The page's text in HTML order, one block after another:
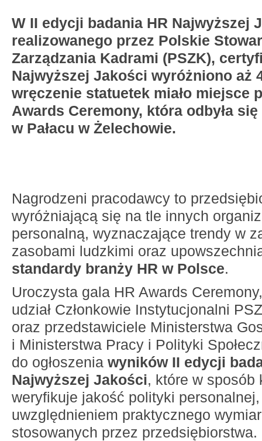
W II edycji badania HR Najwyższej
realizowanego przez Polskie
Zarządzania Kadrami (PSZK),
Najwyższej Jakości wyróżniono aż
wręczenie statuetek miało miejsce
Awards Ceremony, która odbyła
w Pałacu w Żelechowie.
Nagrodzeni pracodawcy to
wyróżniającą się na tle innych
personalną, wyznaczające trendy w
zasobami ludzkimi oraz
standardy branży HR w Polsce.
Uroczysta gala HR Awards
udział Członkowie Instytucjonalni
oraz przedstawiciele Ministerstwa
i Ministerstwa Pracy i Polityki
do ogłoszenia wyników II edycji
Najwyższej Jakości, które w sposób
weryfikuje jakość polityki
uwzględnieniem praktycznego
stosowanych przez przedsiębiorstwa.